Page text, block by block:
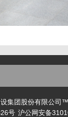
设集团股份有限公司
号 沪公网安备